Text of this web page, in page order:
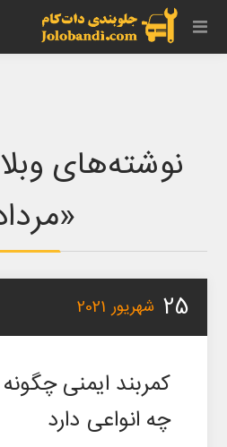
25 شهریور 2021
کمربند ایمنی
چه انواعی دارد